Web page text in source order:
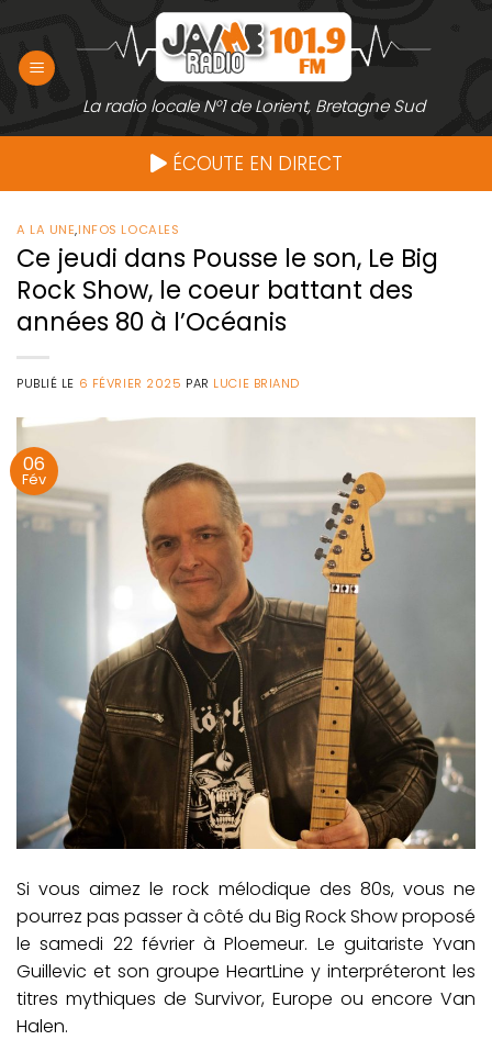
contenu
La radio locale N°1 de Lorient, Bretagne Sud
ÉCOUTE EN DIRECT
A LA UNE,INFOS LOCALES
Ce jeudi dans Pousse le son, Le Big
Rock Show, le coeur battant des
années 80 à l’Océanis
PUBLIÉ LE 6 FÉVRIER 2025 PAR LUCIE BRIAND
06
Fév
Si vous aimez le rock mélodique des 80s, vous ne
pourrez pas passer à côté du Big Rock Show proposé
le samedi 22 février à Ploemeur. Le guitariste Yvan
Guillevic et son groupe HeartLine y interpréteront les
titres mythiques de Survivor, Europe ou encore Van
Halen.